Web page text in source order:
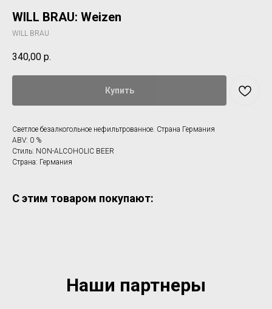
WILL BRAU: Weizen
WILL BRAU
340,00 р.
Купить
Светлое безалкогольное нефильтрованное. Страна Германия
ABV: 0 %
Стиль: NON-ALCOHOLIC BEER
Страна: Германия
С этим товаром покупают:
Наши партнеры